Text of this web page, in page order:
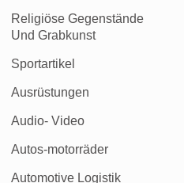
Religiöse Gegenstände
Und Grabkunst
Sportartikel
Ausrüstungen
Audio- Video
Autos-motorräder
Automotive Logistik